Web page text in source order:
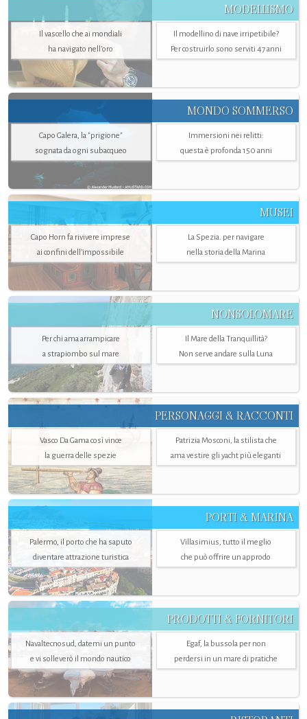
MODELLISMO
Il vascello che ai mondiali
ha navigato nell’oro
Il modellino di nave irripetibile?
Per costruirlo sono serviti 47 anni
MONDO SOMMERSO
Capo Galera, la "prigione"
sognata da ogni subacqueo
Immersioni nei relitti:
questa è profonda 150 anni
MUSEI
Capo Horn fa rivivere imprese
ai confini dell’impossibile
La Spezia. per navigare
nella storia della Marina
NONSOLOMARE
Per chi ama arrampicare
a strapiombo sul mare
Il Mare della Tranquillità?
Non serve andare sulla Luna
PERSONAGGI & RACCONTI
Vasco Da Gama così vince
la guerra delle spezie
Patrizia Mosconi, la stilista che
ama vestire gli yacht più eleganti
PORTI & MARINA
Palermo, il porto che ha saputo
diventare attrazione turistica
Villasimius, tutto il meglio
che può offrire un approdo
PRODOTTI & FORNITORI
Navaltecnosud, datemi un punto
e vi solleverò il mondo nautico
Egaf, la bussola per non
perdersi in un mare di pratiche